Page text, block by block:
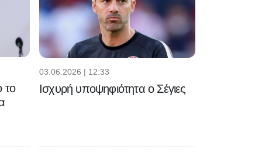
το
03.06.2026 | 12:33
Ισχυρή υποψηφιότητα ο Σέγιες